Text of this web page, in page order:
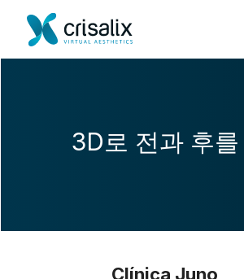
3D로 전과 후
Clínica Juno